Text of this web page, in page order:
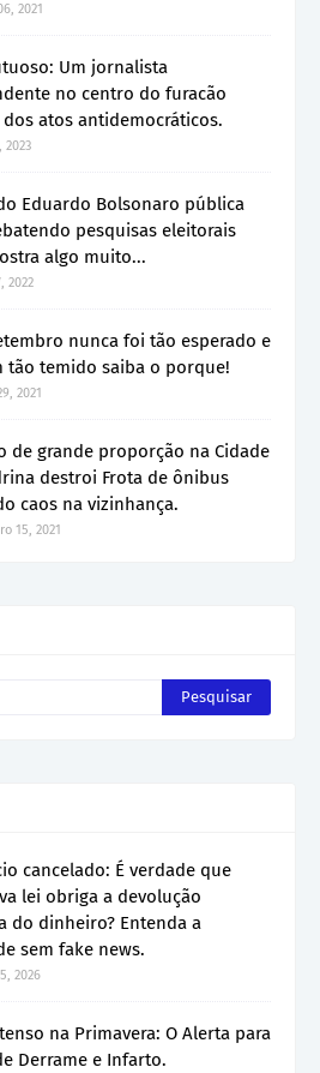
2021
Um jornalista
no centro do furacão
atos antidemocráticos.
2023
Eduardo Bolsonaro pública
pesquisas eleitorais
algo muito...
2022
nunca foi tão esperado e
tão temido saiba o porque!
2021
de grande proporção na Cidade
destroi Frota de ônibus
caos na vizinhança.
15, 2021
cancelado: É verdade que
lei obriga a devolução
do dinheiro? Entenda a
sem fake news.
2026
na Primavera: O Alerta para
Derrame e Infarto.